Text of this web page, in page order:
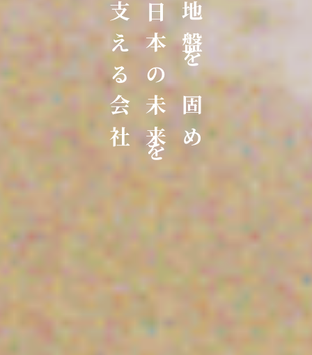
地盤を固め
日本の未来を
支える会社